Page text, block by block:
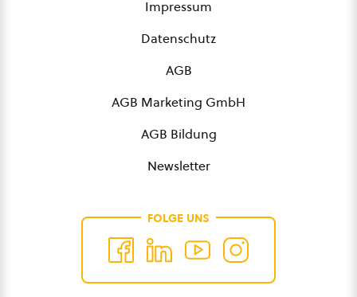
Impressum
Datenschutz
AGB
AGB Marketing GmbH
AGB Bildung
Newsletter
FOLGE UNS